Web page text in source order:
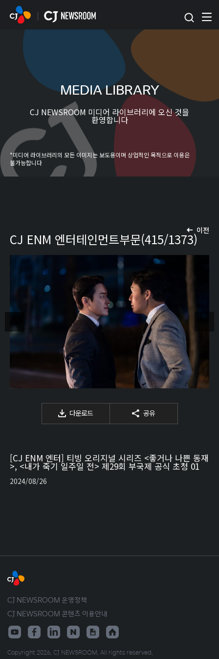
본문 바로가기
MEDIA LIBRARY
CJ NEWSROOM 미디어 라이브러리에 오신 것을
환영합니다
*미디어 라이브러리의 모든 이미지는 보도용이며 상업적인 목적으로 이용은
불가능합니다
이전
CJ ENM 엔터테인먼트부문(415/1373)
다운로드 공유
[CJ ENM 엔터] 티빙 오리지널 시리즈 <좋거나 나쁜 동재
>, <내가 죽기 일주일 전> 제29회 부국제 공식 초청 01
2024/08/26
CJ NEWSROOM 운영정책
CJ NEWSROOM 콘텐츠 이용안내
Copyright 2026. CJ NEWSROOM. All rights reserved.